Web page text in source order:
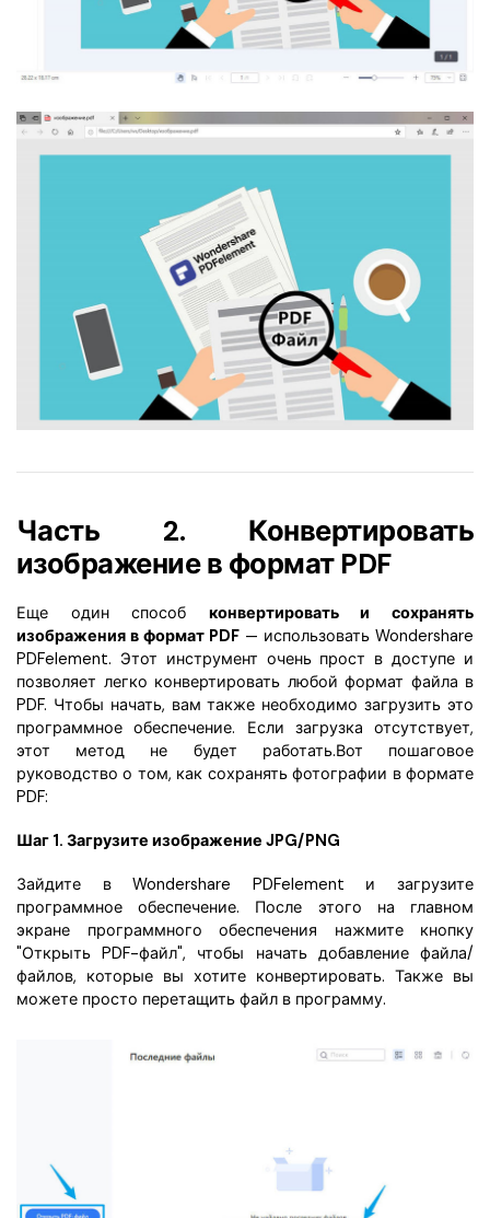
Часть 2. Конвертировать
изображение в формат PDF
Еще один способ конвертировать и сохранять
изображения в формат PDF — использовать Wondershare
PDFelement. Этот инструмент очень прост в доступе и
позволяет легко конвертировать любой формат файла в
PDF. Чтобы начать, вам также необходимо загрузить это
программное обеспечение. Если загрузка отсутствует,
этот метод не будет работать.Вот пошаговое
руководство о том, как сохранять фотографии в формате
PDF:
Шаг 1. Загрузите изображение JPG/PNG
Зайдите в Wondershare PDFelement и загрузите
программное обеспечение. После этого на главном
экране программного обеспечения нажмите кнопку
"Открыть PDF-файл", чтобы начать добавление файла/
файлов, которые вы хотите конвертировать. Также вы
можете просто перетащить файл в программу.